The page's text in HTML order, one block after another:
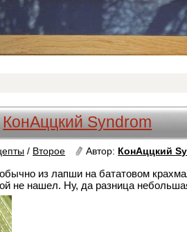
КонАццкий Syndrom
/ Второе Автор: КонАццкий
из лапши на бататовом
не нашел. Ну, да разница